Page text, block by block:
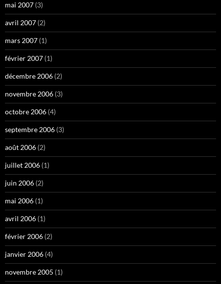
mai 2007 (3)
avril 2007 (2)
mars 2007 (1)
février 2007 (1)
décembre 2006 (2)
novembre 2006 (3)
octobre 2006 (4)
septembre 2006 (3)
août 2006 (2)
juillet 2006 (1)
juin 2006 (2)
mai 2006 (1)
avril 2006 (1)
février 2006 (2)
janvier 2006 (4)
novembre 2005 (1)